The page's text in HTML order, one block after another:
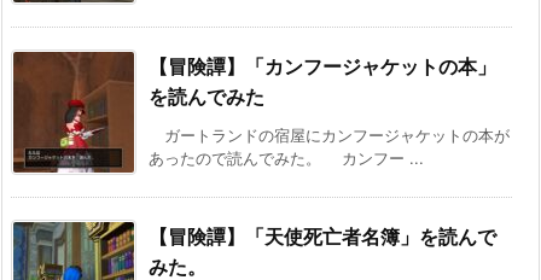
【冒険譚】「カンフージャケットの本」
を読んでみた
ガートランドの宿屋にカンフージャケットの本が
あったので読んでみた。 カンフー ...
【冒険譚】「天使死亡者名簿」を読んで
みた。